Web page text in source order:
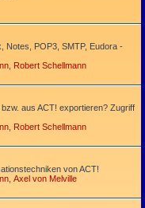
Notes, POP3, SMTP, Eudora -
Robert Schellmann
aus ACT! exportieren? Zugriff
Robert Schellmann
von ACT!
Axel von Melville